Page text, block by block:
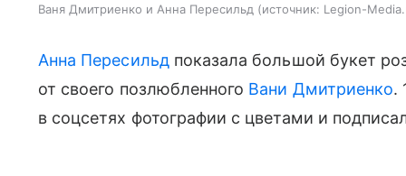
Ваня Дмитриенко и Анна Пересильд источник: Legion-
Анна Пересильдпоказала большой букет
от своего позлюбленного Вани Дмитриенко.
в соцсетях фотографии с цветами и